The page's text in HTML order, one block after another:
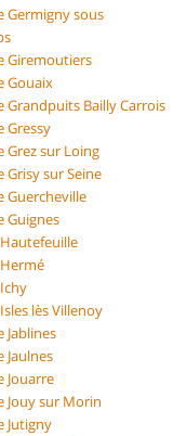
Germigny sous
Giremoutiers
Gouaix
Grandpuits Bailly Carrois
Gressy
Grez sur Loing
Grisy sur Seine
Guercheville
Guignes
lès Villenoy
Jablines
Jaulnes
Jouarre
Jouy sur Morin
Jutigny